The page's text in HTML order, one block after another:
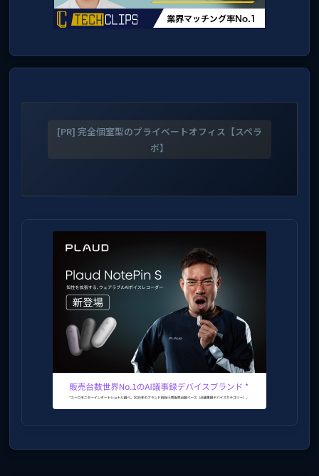
[PR] 完全個室型のプライベートオフィス【スペラ
ボ】